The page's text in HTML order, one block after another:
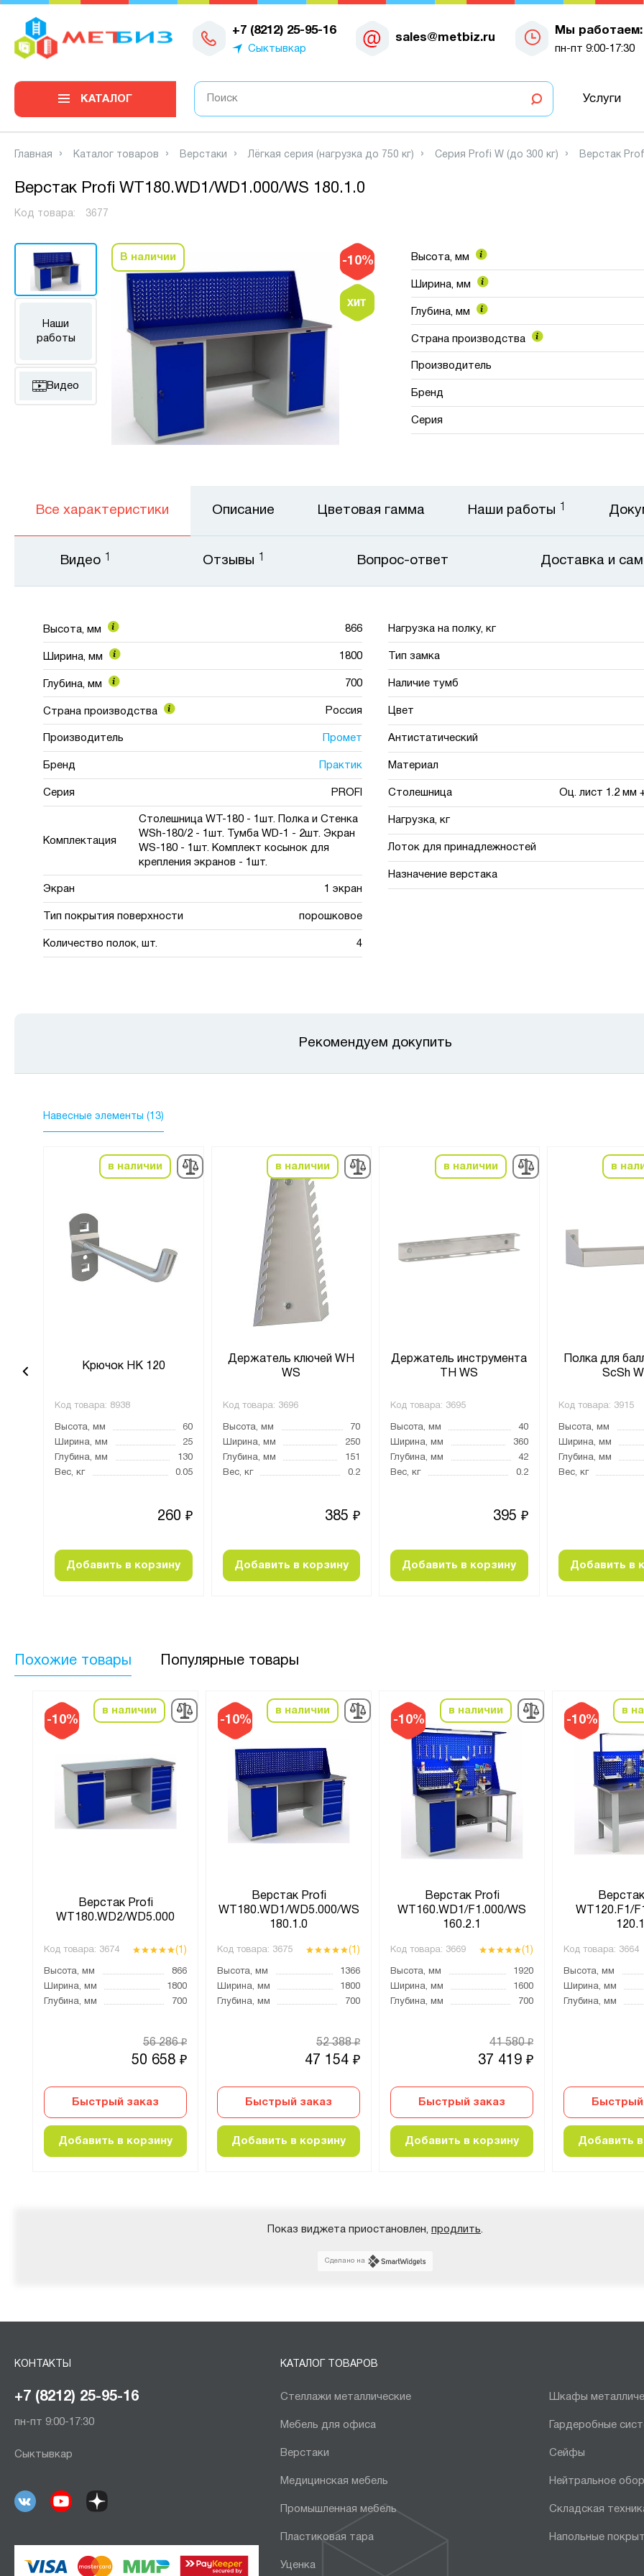
+7 (8212) 25-95-16
Сыктывкар
sales@metbiz.ru
Мы работаем:
пн-пт 9:00-17:30
0
КАТАЛОГ Услуги
Главная Каталог товаров Верстаки Лёгкая серия (нагрузка до 750 кг) Серия Profi W (до 300 кг) Верстак
Верстак Profi WT180.WD1/WD1.000/WS 180.1.0
Код товара: 3677
-10%
Наши
работы
Видео
В наличии Высота, мм
Ширина, мм
Глубина, мм
Страна производства
Производитель
Бренд
Серия
Все характеристики
Высота, мм 866
Ширина, мм 1800
Глубина, мм 700
Страна производства Россия
Производитель Промет
Бренд Практик
Серия PROFI
Комплектация
Столешница WT-180 - 1шт. Полка и Стенка
WSh-180/2 - 1шт. Тумба WD-1 - 2шт. Экран
WS-180 - 1шт. Комплект косынок для
крепления экранов - 1шт.
Экран 1 экран
Тип покрытия поверхности порошковое
Количество полок, шт. 4
Нагрузка на полку, кг
Тип замка
Наличие тумб
Цвет
Антистатический
Материал
Столешница Оц. лист 1.2 мм
Нагрузка, кг
Лоток для принадлежностей
Назначение верстака
Описание Цветовая гамма Наши работы
Видео Отзывы Вопрос-ответ Доставка и
Рекомендуем докупить
Навесные элементы (13)
в наличии
Крючок HK 120
Код товара: 8938
Высота, мм
60
Ширина, мм
25
Глубина, мм
130
Вес, кг
0.05
260 ₽
Добавить в корзину
в наличии
Держатель ключей WH
WS
Код товара: 3696
Высота, мм
70
Ширина, мм
250
Глубина, мм
151
Вес, кг
0.2
385 ₽
Добавить в корзину
в наличии
Держатель инструмента
TH WS
Код товара: 3695
Высота, мм
40
Ширина, мм
360
Глубина, мм
42
Вес, кг
0.2
395 ₽
Добавить в корзину
в
Полка для
ScSh
Код товара: 3915
Высота, мм
Ширина, мм
Глубина, мм
Вес, кг
Добавить в
Похожие товары Популярные товары
-10%
в наличии
Верстак Profi
WT180.WD2/WD5.000
Код товара: 3674 (1)
Высота, мм
866
Ширина, мм
1800
Глубина, мм
700
50 658 ₽
56 286₽
Быстрый заказ
Добавить в корзину
-10%
в наличии
Верстак Profi
WT180.WD1/WD5.000/WS
180.1.0
Код товара: 3675 (1)
Высота, мм
1366
Ширина, мм
1800
Глубина, мм
700
47 154 ₽
52 388₽
Быстрый заказ
Добавить в корзину
-10%
в наличии
Верстак Profi
WT160.WD1/F1.000/WS
160.2.1
Код товара: 3669 (1)
Высота, мм
1920
Ширина, мм
1600
Глубина, мм
700
37 419 ₽
41 580₽
Быстрый заказ
Добавить в корзину
-10%
в
WT120.F1/
Код товара: 3664
Высота, мм
Ширина, мм
Глубина, мм
Быстрый
Добавить
Показ виджета приостановлен, продлить
Сделано на
КОНТАКТЫ
+7 (8212) 25-95-16
пн-пт 9:00-17:30
Сыктывкар
КАТАЛОГ ТОВАРОВ
Стеллажи металлические Шкафы
Мебель для офиса Гардеробные
Верстаки Сейфы
Медицинская мебель Нейтральное
Промышленная мебель Складская
Пластиковая тара Напольные
Уценка